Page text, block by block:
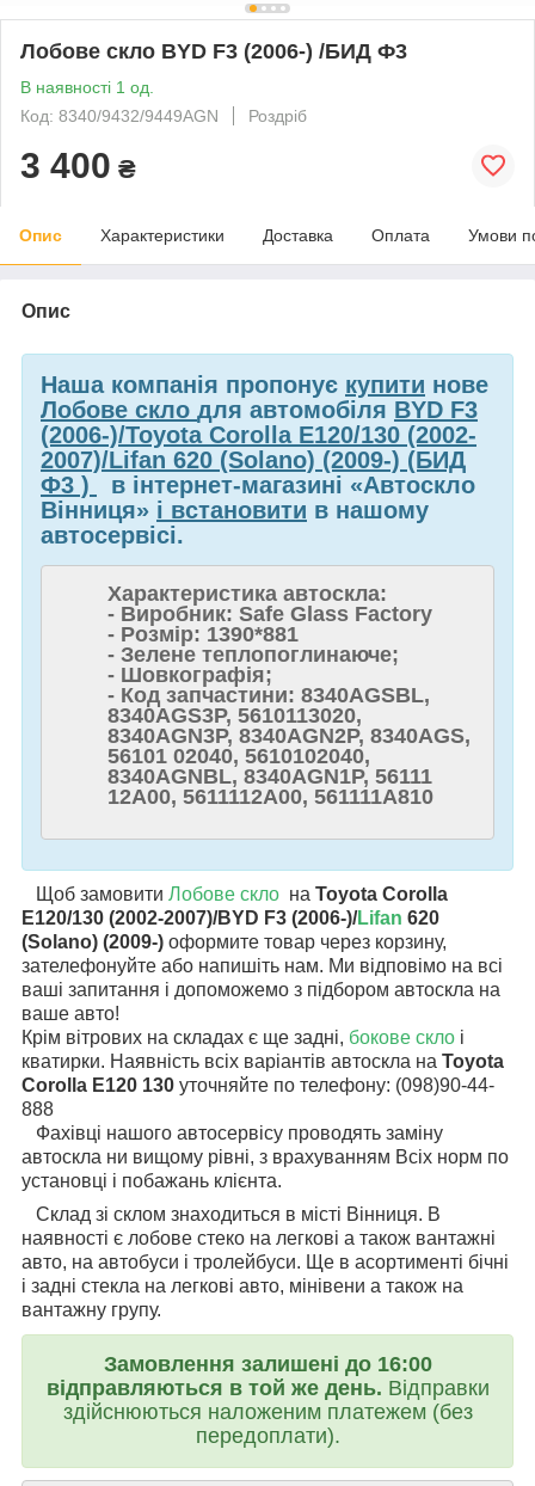
Лобове скло BYD F3 (2006-) /БИД Ф3
В наявності 1 од.
Код: 8340/9432/9449AGN
Роздріб
3 400 ₴
Опис Характеристики Доставка Оплата Умови
Опис
Наша компанія пропонує купити нове
Лобове скло для автомобіля BYD F3
(2006-)/Toyota Corolla E120/130 (2002-
2007)/Lifan 620 (Solano) (2009-) (БИД
Ф3 )
в інтернет-магазині «Автоскло
Вінниця» і встановити в нашому
автосервісі.
Характеристика автоскла:
- Виробник: Safe Glass Factory
- Розмір: 1390*881
- Зелене теплопоглинаюче;
- Шовкографія;
- Код запчастини: 8340AGSBL,
8340AGS3P, 5610113020,
8340AGN3P, 8340AGN2P, 8340AGS,
56101 02040, 5610102040,
8340AGNBL, 8340AGN1P, 56111
12A00, 5611112A00, 561111A810
Щоб замовити Лобове скло на Toyota Corolla
E120/130 (2002-2007)/BYD F3 (2006-)/Lifan 620
(Solano) (2009-) оформите товар через корзину,
зателефонуйте або напишіть нам. Ми відповімо на всі
ваші запитання і допоможемо з підбором автоскла на
ваше авто!
Крім вітрових на складах є ще задні, бокове скло і
кватирки. Наявність всіх варіантів автоскла на Toyota
Corolla E120 130 уточняйте по телефону: (098)90-44-
888
Фахівці нашого автосервісу проводять заміну
автоскла ни вищому рівні, з врахуванням Всіх норм по
установці і побажань клієнта.
Склад зі склом знаходиться в місті Вінниця. В
наявності є лобове стеко на легкові а також вантажні
авто, на автобуси і тролейбуси. Ще в асортименті бічні
і задні стекла на легкові авто, мінівени а також на
вантажну групу.
Замовлення залишені до 16:00
відправляються в той же день. Відправки
здійснюються наложеним платежем (без
передоплати).